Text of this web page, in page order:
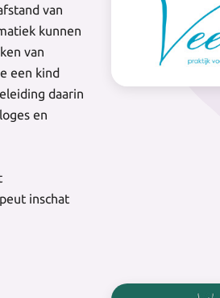
van
kunnen
van
een kind
daarin
en
inschat